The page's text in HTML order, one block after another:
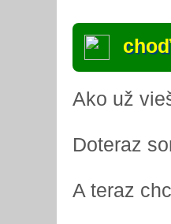
Ako už
Doteraz
A teraz